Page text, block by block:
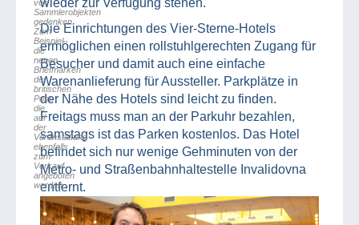
Die Einrichtungen des Vier-Sterne-Hotels
ermöglichen einen rollstuhlgerechten Zugang für
Besucher und damit auch eine einfache
Warenanlieferung für Aussteller. Parkplätze in
der Nähe des Hotels sind leicht zu finden.
Freitags muss man an der Parkuhr bezahlen,
samstags ist das Parken kostenlos. Das Hotel
befindet sich nur wenige Gehminuten von der
Metro- und Straßenbahnhaltestelle Invalidovna
entfernt.
von
Sammlerobjekten
gedenken.
Zum
Beispiel
die
neuen
Briefmarken
der
britischen
Post,
die
auf
der
Veranstaltung
ebenfalls
zum
Verkauf
angeboten
werden.